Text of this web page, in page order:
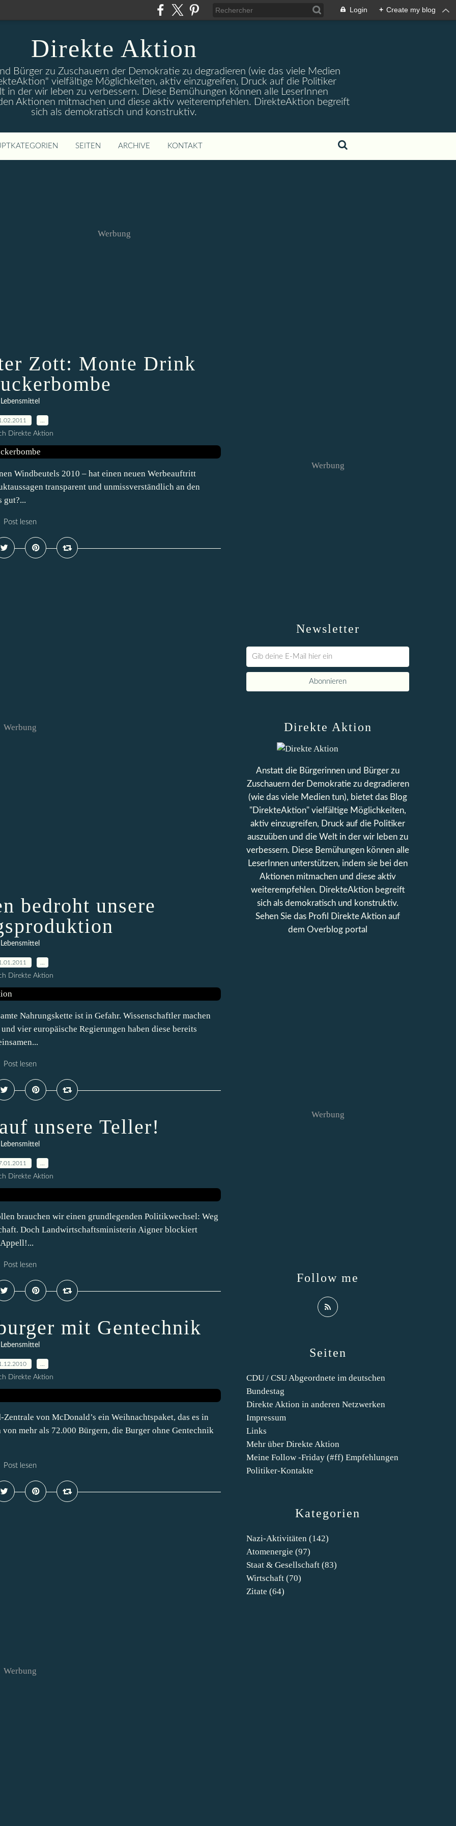
Login + Create my blog
Direkte Aktion
Bürger zu Zuschauern der Demokratie zu degradieren (wie das viele Medien
vielfältige Möglichkeiten, aktiv einzugreifen, Druck auf die Politiker
in der wir leben zu verbessern. Diese Bemühungen können alle LeserInnen
Aktionen mitmachen und diese aktiv weiterempfehlen. DirekteAktion begreift
sich als demokratisch und konstruktiv.
SEITEN ARCHIVE KONTAKT
Werbung
Zott: Monte Drink
Lebensmittel
Direkte Aktion
Windbeutels 2010 – hat einen neuen Werbeauftritt
transparent und unmissverständlich an den
gut?...
Post lesen
Werbung
bedroht unsere
Lebensmittel
Direkte Aktion
Nahrungskette ist in Gefahr. Wissenschaftler machen
vier europäische Regierungen haben diese bereits
Post lesen
unsere Teller!
Lebensmittel
Direkte Aktion
brauchen wir einen grundlegenden Politikwechsel: Weg
Doch Landwirtschaftsministerin Aigner blockiert
Post lesen
mit Gentechnik
Lebensmittel
Direkte Aktion
von McDonald’s ein Weihnachtspaket, das es in
mehr als 72.000 Bürgern, die Burger ohne Gentechnik
Post lesen
Werbung
Newsletter
Werbung
Kategorien
Nazi-Aktivitäten (142)
Atomenergie (97)
Staat & Gesellschaft (83)
Wirtschaft (70)
Zitate (64)
Seiten
CDU / CSU Abgeordnete im deutschen
Bundestag
Direkte Aktion in anderen Netzwerken
Impressum
Links
Mehr über Direkte Aktion
Meine Follow -Friday (#ff) Empfehlungen
Politiker-Kontakte
Direkte Aktion
Anstatt die Bürgerinnen und Bürger zu
Zuschauern der Demokratie zu degradieren
(wie das viele Medien tun), bietet das Blog
"DirekteAktion" vielfältige Möglichkeiten,
aktiv einzugreifen, Druck auf die Politiker
auszuüben und die Welt in der wir leben zu
verbessern. Diese Bemühungen können alle
LeserInnen unterstützen, indem sie bei den
Aktionen mitmachen und diese aktiv
weiterempfehlen. DirekteAktion begreift
sich als demokratisch und konstruktiv.
Sehen Sie das Profil
Direkte Aktion auf
dem Overblog portal
Follow me
Werbung